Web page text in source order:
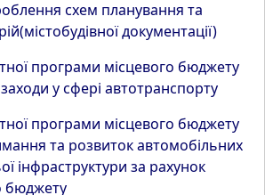
схем планування та
документації)
програми місцевого бюджету
у сфері автотранспорту
програми місцевого бюджету
та розвиток автомобільних
інфраструктури за рахунок
бюджету